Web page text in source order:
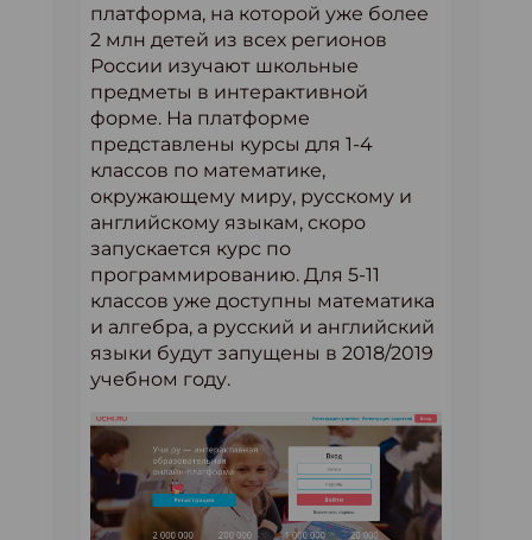
платформа, на которой уже более
2 млн детей из всех регионов
России изучают школьные
предметы в интерактивной
форме. На платформе
представлены курсы для 1-4
классов по математике,
окружающему миру, русскому и
английскому языкам, скоро
запускается курс по
программированию. Для 5-11
классов уже доступны математика
и алгебра, а русский и английский
языки будут запущены в 2018/2019
учебном году.